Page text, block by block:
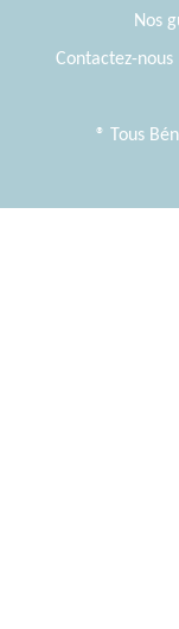
Nos
Contactez-nous
® Tous